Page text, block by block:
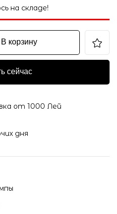
на складе!
В корзину
сейчас
от 1000 Лей
дня